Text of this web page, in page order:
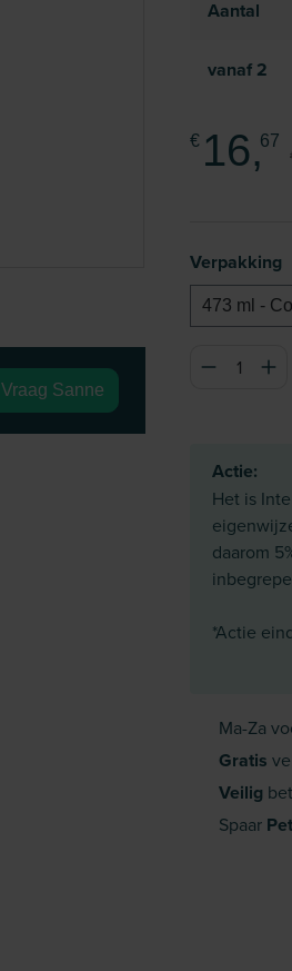
Vraag Sanne
Aantal
vanaf 2
€ 16,67
Selecteer
Verpakking
473 ml -
Actie:
Het is
daarom
*Actie
Ma-Za
Gratis
Veilig
Spaar